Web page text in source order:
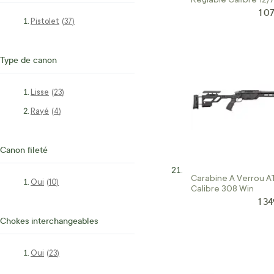
Pistolet 37
articles
Type de canon
Lisse 23
articles
Rayé 4
articles
Canon fileté
Oui 10
articles
Chokes interchangeables
Oui 23
articles
1
Carabine A Verrou
Calibre 308 Win
1